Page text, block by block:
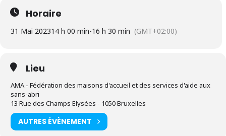
Horaire
31 Mai 202314 h 00 min-16 h 30 min (GMT+02:00)
Lieu
AMA - Fédération des maisons d'accueil et des services d'aide aux
sans-abri
13 Rue des Champs Elysées - 1050 Bruxelles
AUTRES ÉVÈNEMENT